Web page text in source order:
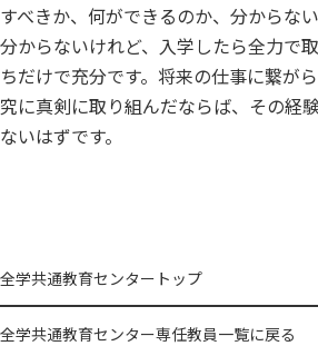
すべきか、何ができるのか、分からな
分からないけれど、入学したら全力で
ちだけで充分です。将来の仕事に繋が
究に真剣に取り組んだならば、その経
ないはずです。
全学共通教育センタートップ
全学共通教育センター専任教員一覧に戻る